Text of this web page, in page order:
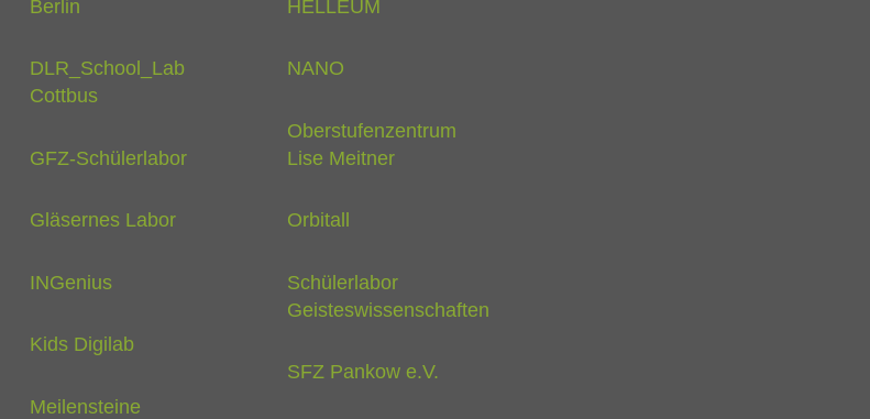
Berlin
DLR_School_Lab
Cottbus
GFZ-Schülerlabor
Gläsernes Labor
INGenius
Kids Digilab
Meilensteine
HELLEUM
NANO
Oberstufenzentrum
Lise Meitner
Orbitall
Schülerlabor
Geisteswissenschaften
SFZ Pankow e.V.